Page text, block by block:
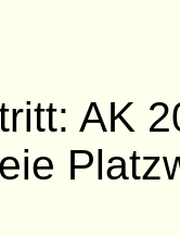
AK